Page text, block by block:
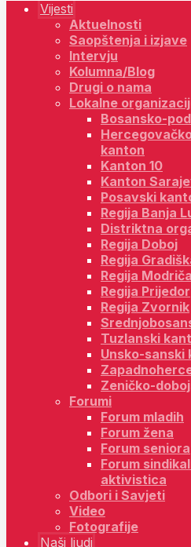
Vijesti
Aktuelnosti
Saopštenja i izjave
Intervju
Kolumna/Blog
Drugi o nama
Lokalne
Bosansko-
kanton
Kanton 10
Kanton
Posavski
Regija Banja
Distriktna
Regija Doboj
Regija
Regija Modriča
Regija Prijedor
Regija Zvornik
Tuzlanski
Unsko-sanski
Zeničko-
Forumi
Forum mladih
Forum žena
Forum seniora
Forum
aktivistica
Odbori i Savjeti
Video
Fotografije
Naši ljudi